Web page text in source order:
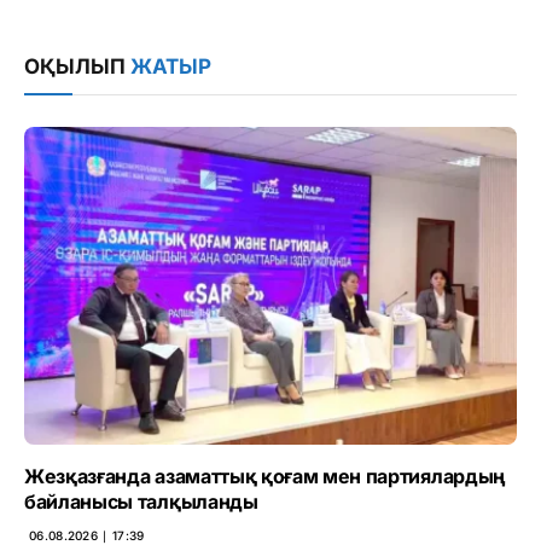
ОҚЫЛЫП ЖАТЫР
Жезқазғанда азаматтық қоғам мен партиялардың
байланысы талқыланды
06.08.2026 ∣ 17:39